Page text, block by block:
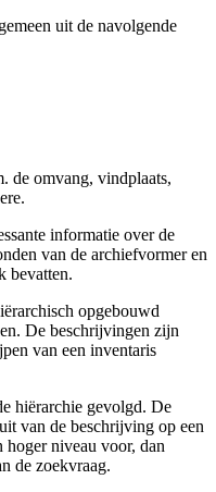
uit de navolgende
de omvang, vindplaats,
informatie over de
van de archiefvormer en
bevatten.
opgebouwd
De beschrijvingen zijn
van een inventaris
hiërarchie gevolgd. De
van de beschrijving op een
hoger niveau voor, dan
de zoekvraag.